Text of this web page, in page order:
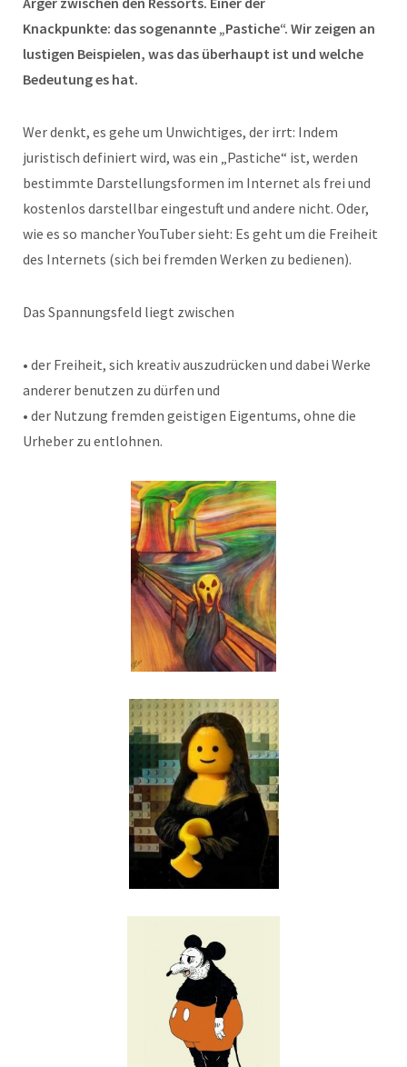
Knackpunkte: das sogenannte „Pastiche“. Wir zeigen an
lustigen Beispielen, was das überhaupt ist und welche
Bedeutung es hat.
Wer denkt, es gehe um Unwichtiges, der irrt: Indem
juristisch definiert wird, was ein „Pastiche“ ist, werden
bestimmte Darstellungsformen im Internet als frei und
kostenlos darstellbar eingestuft und andere nicht. Oder,
wie es so mancher YouTuber sieht: Es geht um die Freiheit
des Internets (sich bei fremden Werken zu bedienen).
Das Spannungsfeld liegt zwischen
• der Freiheit, sich kreativ auszudrücken und dabei Werke
anderer benutzen zu dürfen und
• der Nutzung fremden geistigen Eigentums, ohne die
Urheber zu entlohnen.